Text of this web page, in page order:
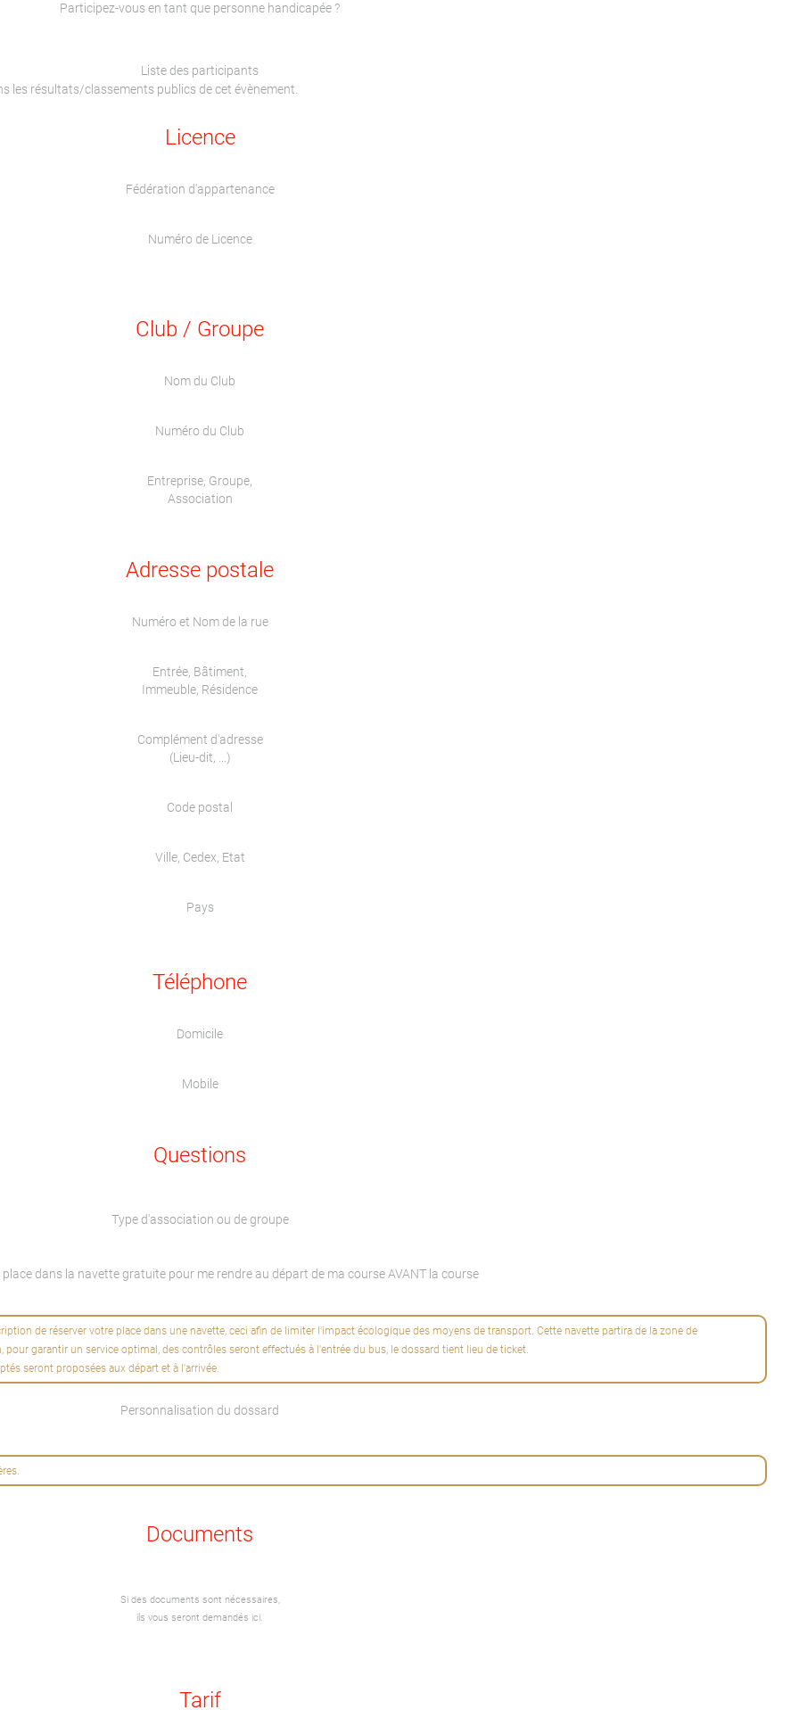
Participez-vous en tant que personne handicapée ?
Liste des participants
les résultats/classements publics de cet évènement.
Licence
Fédération d'appartenance
Numéro de Licence
Club / Groupe
Nom du Club
Numéro du Club
Entreprise, Groupe,
Association
Adresse postale
Numéro et Nom de la rue
Entrée, Bâtiment,
Immeuble, Résidence
Complément d'adresse
(Lieu-dit, ...)
Code postal
Ville, Cedex, Etat
Pays
Téléphone
Domicile
Mobile
Questions
Type d'association ou de groupe
place dans la navette gratuite pour me rendre au départ de ma course AVANT la course
de réserver votre place dans une navette, ceci afin de limiter l'impact écologique des moyens de transport. Cette navette partira de la zone de
garantir un service optimal, des contrôles seront effectués à l'entrée du bus, le dossard tient lieu de ticket.
seront proposées aux départ et à l'arrivée.
Personnalisation du dossard
Documents
Si des documents sont nécessaires,
ils vous seront demandés ici.
Tarif